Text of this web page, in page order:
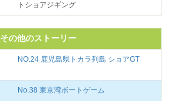
トショアジギング
その他のストーリー
NO.24 鹿児島県トカラ列島 ショアGT
No.38 東京湾ボートゲーム